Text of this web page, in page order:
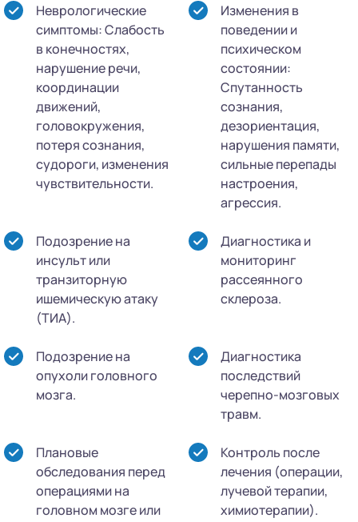
Неврологические
симптомы: Слабость
в конечностях,
нарушение речи,
координации
движений,
головокружения,
потеря сознания,
судороги, изменения
чувствительности.
Изменения в
поведении и
психическом
состоянии:
Спутанность
сознания,
дезориентация,
нарушения памяти,
сильные перепады
настроения,
агрессия.
Подозрение на
инсульт или
транзиторную
ишемическую атаку
(ТИА).
Диагностика и
мониторинг
рассеянного
склероза.
Подозрение на
опухоли головного
мозга.
Диагностика
последствий
черепно-мозговых
травм.
Плановые
обследования перед
операциями на
головном мозге или
Контроль после
лечения (операции,
лучевой терапии,
химиотерапии).